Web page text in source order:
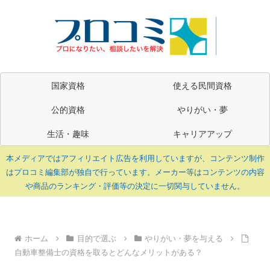
国家資格
使える民間資格
公的資格
やりがい・夢
生活・趣味
キャリアアップ
本メディアではアフィリエイト広告を利用していますが、コンテンツ制作
はプロコミ編集部が独自で行っています。メーカー等はコンテンツの内容
や商品のランキング・評価等の決定に一切関与していません。
ホーム 目的で選ぶ
やりがい・夢を与える
自動車整備士の資格を取るとどんなメリットがある？